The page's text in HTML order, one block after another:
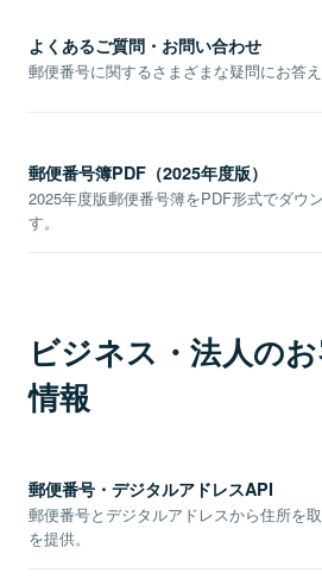
よくあるご質問・お問い合わせ
郵便番号に関するさまざまな疑問にお答え
郵便番号簿PDF（2025年度版）
2025年度版郵便番号簿をPDF形式でダウ
す。
ビジネス・法人の
情報
郵便番号・デジタルアドレスAPI
郵便番号とデジタルアドレスから住所を
を提供。